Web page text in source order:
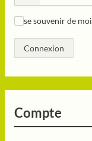
se souvenir de moi
Connexion
Compte